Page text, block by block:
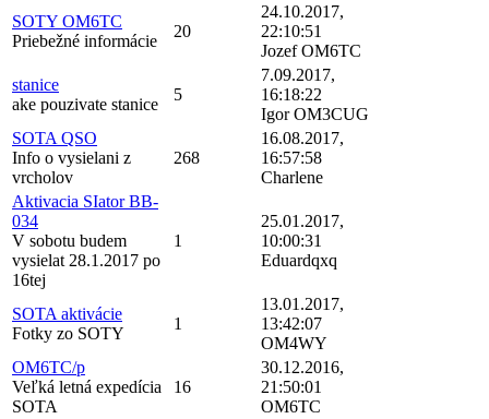
SOTY OM6TC
Priebežné informácie
20
24.10.2017,
22:10:51
Jozef OM6TC
stanice
ake pouzivate stanice
5
7.09.2017,
16:18:22
Igor OM3CUG
SOTA QSO
Info o vysielani z
vrcholov
268
16.08.2017,
16:57:58
Charlene
Aktivacia SIator BB-
034
V sobotu budem
vysielat 28.1.2017 po
16tej
1
25.01.2017,
10:00:31
Eduardqxq
SOTA aktivácie
Fotky zo SOTY
1
13.01.2017,
13:42:07
OM4WY
OM6TC/p
Veľká letná expedícia
SOTA
16
30.12.2016,
21:50:01
OM6TC